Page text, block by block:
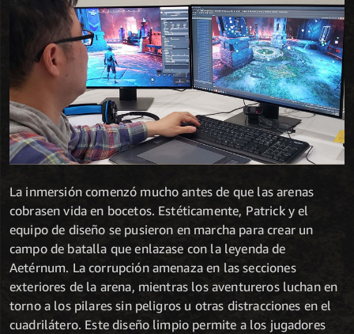
La inmersión comenzó mucho antes de que las arenas
cobrasen vida en bocetos. Estéticamente, Patrick y el
equipo de diseño se pusieron en marcha para crear un
campo de batalla que enlazase con la leyenda de
Aetérnum. La corrupción amenaza en las secciones
exteriores de la arena, mientras los aventureros luchan en
torno a los pilares sin peligros u otras distracciones en el
cuadrilátero. Este diseño limpio permite a los jugadores